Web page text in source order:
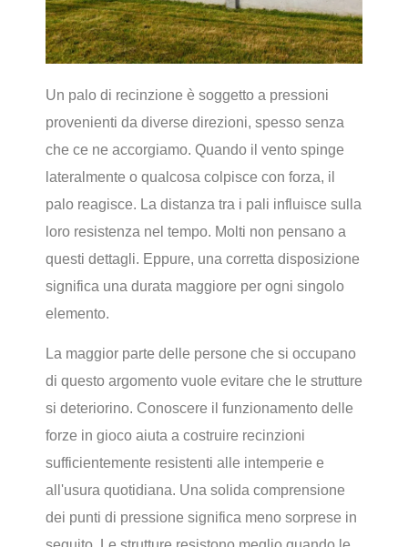
Un palo di recinzione è soggetto a pressioni
provenienti da diverse direzioni, spesso senza
che ce ne accorgiamo. Quando il vento spinge
lateralmente o qualcosa colpisce con forza, il
palo reagisce. La distanza tra i pali influisce sulla
loro resistenza nel tempo. Molti non pensano a
questi dettagli. Eppure, una corretta disposizione
significa una durata maggiore per ogni singolo
elemento.
La maggior parte delle persone che si occupano
di questo argomento vuole evitare che le strutture
si deteriorino. Conoscere il funzionamento delle
forze in gioco aiuta a costruire recinzioni
sufficientemente resistenti alle intemperie e
all'usura quotidiana. Una solida comprensione
dei punti di pressione significa meno sorprese in